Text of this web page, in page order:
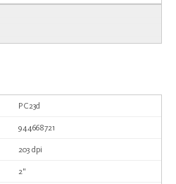
PC23d
944668721
203 dpi
2"